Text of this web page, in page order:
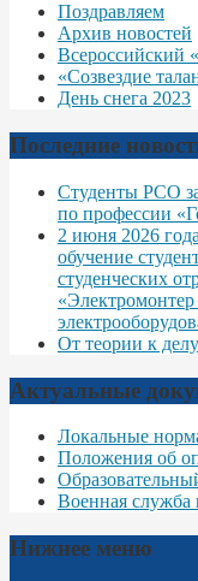
Поздравляем
Архив новостей
Всероссийский
«Созвездие
День снега 2023
Последние
Студенты РСО
по профессии
2 июня 2026
обучение
студенческих
От теории к
Актуальные
Локальные
Положения об
Военная служба
Нижнее меню